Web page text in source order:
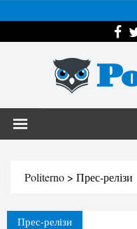
Politerno > Прес-релізи
Прес-релізи